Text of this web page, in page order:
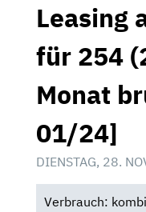
Leasing
für 254
Monat
01/24]
DIENSTAG, 28.
Verbrauch: